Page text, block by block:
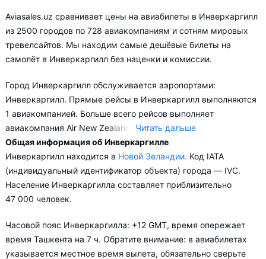
Aviasales.uz сравнивает цены на авиабилеты в Инверкаргилл
из 2500 городов по 728 авиакомпаниям и сотням мировых
тревелсайтов. Мы находим самые дешёвые билеты на
самолёт в Инверкаргилл без наценки и комиссии.
Город Инверкаргилл обслуживается аэропортами:
Инверкаргилл. Прямые рейсы в Инверкаргилл выполняются
1 авиакомпанией. Больше всего рейсов выполняет
авиакомпания Air New Zealand. Читать дальше
В зависимости от количества дней, оставшихся до вылета,
цена билета на самолёт в Инверкаргилл может измениться
более чем в два раза.
заранее, чтобы вы могли выбирать условия перелёта,
ориентируясь на свои пожелания и финансовые
возможности.
Общая информация об Инверкаргилле
Инверкаргилл находится в Новой Зеландии. Код IATA
(индивидуальный идентификатор объекта) города — IVC.
Население Инверкаргилла составляет приблизительно
47 000 человек.
Часовой пояс Инверкаргилла: +12 GMT, время опережает
время Ташкента на 7 ч. Обратите внимание: в авиабилетах
указывается местное время вылета, обязательно сверьте